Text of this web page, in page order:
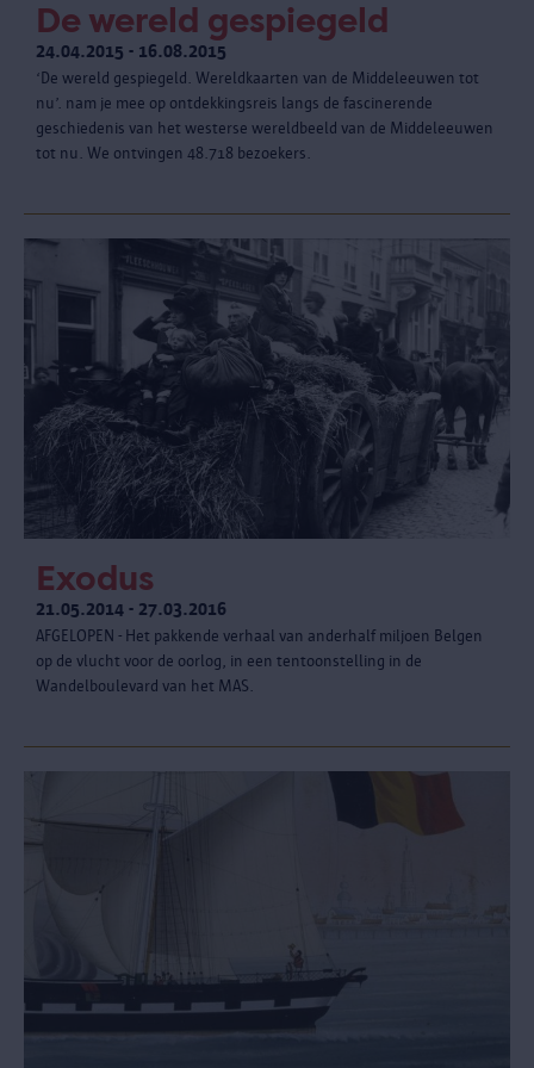
De wereld gespiegeld
24.04.2015 - 16.08.2015
‘De wereld gespiegeld. Wereldkaarten van de Middeleeuwen tot
nu’. nam je mee op ontdekkingsreis langs de fascinerende
geschiedenis van het westerse wereldbeeld van de Middeleeuwen
tot nu. We ontvingen 48.718 bezoekers.
Exodus
21.05.2014 - 27.03.2016
AFGELOPEN - Het pakkende verhaal van anderhalf miljoen Belgen
op de vlucht voor de oorlog, in een tentoonstelling in de
Wandelboulevard van het MAS.